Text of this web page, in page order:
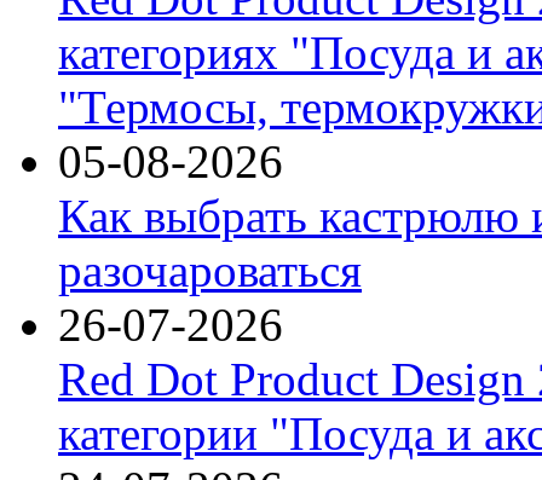
категориях "Посуда и
"Термосы,
05-08-2026
Как выбрать кастрюлю
разочароваться
26-07-2026
Red Dot Product Design
категории "Посуда и